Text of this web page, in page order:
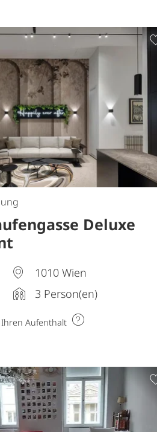
Deluxe
1010 Wien
3 Person(en)
Aufenthalt